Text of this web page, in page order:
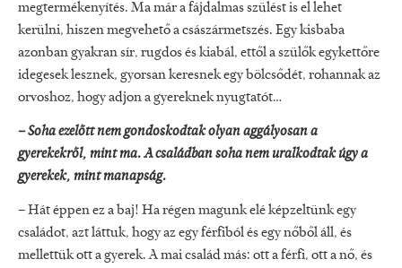
megtermékenyítés. Ma már a fájdalmas szülést is el lehet
kerülni, hiszen megvehető a császármetszés. Egy kisbaba
azonban gyakran sír, rugdos és kiabál, ettől a szülők egykettőre
idegesek lesznek, gyorsan keresnek egy bölcsődét, rohannak az
orvoshoz, hogy adjon a gyereknek nyugtatót…
– Soha ezelőtt nem gondoskodtak olyan aggályosan a
gyerekekről, mint ma. A családban soha nem uralkodtak úgy a
gyerekek, mint manapság.
– Hát éppen ez a baj! Ha régen magunk elé képzeltünk egy
családot, azt láttuk, hogy az egy férfiból és egy nőből áll, és
mellettük ott a gyerek. A mai család más: ott a férfi, ott a nő, és